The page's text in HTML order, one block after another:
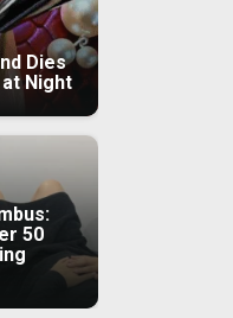
Dies
at Night
50